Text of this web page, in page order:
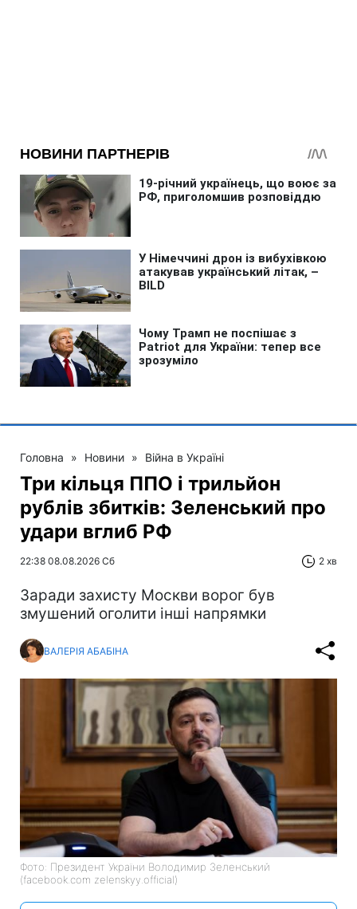
Головна » Новини » Війна в Україні
Три кільця ППО і трильйон
рублів збитків: Зеленський про
удари вглиб РФ
22:38 08.08.2026 Сб 2 хв
Заради захисту Москви ворог був
змушений оголити інші напрямки
ВАЛЕРІЯ АБАБІНА
Фото: Президент України Володимир Зеленський
(facebook.com zelenskyy.official)